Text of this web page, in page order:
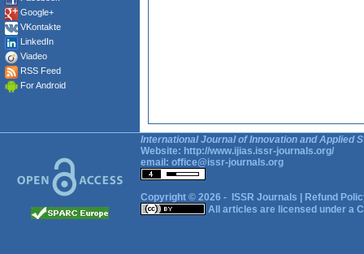
Google+
VKontakte
LinkedIn
Viadeo
RSS Feed
For Android
International Journal of Innovation and Applied
Website: http://www.ijias.issr-journals.org/
email: office@issr-journals.org
Copyright © 2026 - ISSR Journals
Refund
All articles are licensed under a